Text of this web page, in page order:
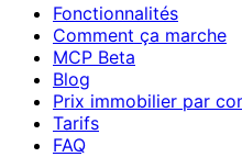
Fonctionnalités
Comment ça marche
MCP Beta
Blog
Prix immobilier par
Tarifs
FAQ